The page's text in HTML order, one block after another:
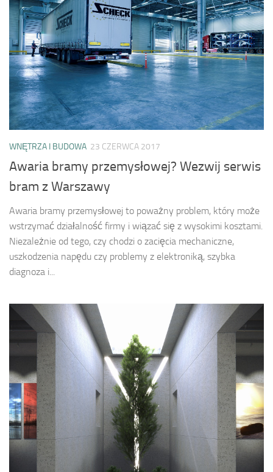
WNĘTRZA I BUDOWA 23 CZERWCA 2017
Awaria bramy przemysłowej? Wezwij serwis
bram z Warszawy
Awaria bramy przemysłowej to poważny problem, który może
wstrzymać działalność firmy i wiązać się z wysokimi kosztami.
Niezależnie od tego, czy chodzi o zacięcia mechaniczne,
uszkodzenia napędu czy problemy z elektroniką, szybka
diagnoza i...